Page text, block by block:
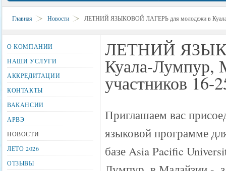
Главная Новости ЛЕТНИЙ ЯЗЫКОВОЙ ЛАГЕРЬ для​ молодежи в Куала-
ЛЕТНИЙ
Куала-Лумпур,
участников 16-
Приглашаем вас
языковой программе
базе Asia Pacific
О КОМПАНИИ
НАШИ УСЛУГИ
АККРЕДИТАЦИИ
КОНТАКТЫ
ВАКАНСИИ
АРВЭ
НОВОСТИ
ЛЕТО 2026
ОТЗЫВЫ